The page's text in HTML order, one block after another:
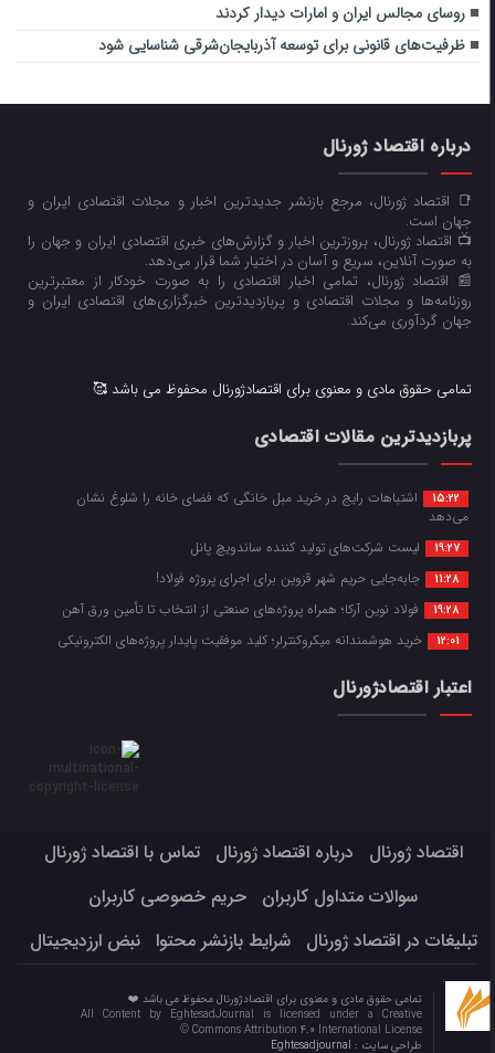
روسای مجالس ایران و امارات دیدار کردند
ظرفیت‌های قانونی برای توسعه آذربایجان‌شرقی شناسایی شود
درباره اقتصاد ژورنال
📑 اقتصاد ژورنال، مرجع بازنشر جدیدترین اخبار و مجلات اقتصادی ایران و
جهان است.
📺 اقتصاد ژورنال، بروزترین اخبار و گزارش‌های خبری اقتصادی ایران و جهان را
به صورت آنلاین، سریع و آسان در اختیار شما قرار می‌‌دهد.
📰 اقتصاد ژورنال، تمامی اخبار اقتصادی را به صورت خودکار از معتبرترین
روزنامه‌ها و مجلات اقتصادی و پربازدیدترین خبرگزاری‌های اقتصادی ایران و
جهان گردآوری می‌کند.
تمامی حقوق مادی و معنوی برای اقتصادژورنال محفوظ می باشد 🥰
پربازدیدترین مقالات اقتصادی
15:22
اشتباهات رایج در خرید مبل خانگی که فضای خانه را شلوغ نشان
می‌دهد
19:27 لیست شرکت‌های تولید کننده ساندویچ پانل
11:28 جابه‌جایی حریم شهر قزوین برای اجرای پروژه فولاد!
19:28 فولاد نوین آرکا؛ همراه پروژه‌های صنعتی از انتخاب تا تأمین ورق آهن
12:01 خرید هوشمندانه میکروکنترلر؛ کلید موفقیت پایدار پروژه‌های الکترونیکی
اعتبار اقتصادژورنال
اقتصاد ژورنال درباره اقتصاد ژورنال
تماس با اقتصاد ژورنال
سوالات متداول کاربران
حریم خصوصی کاربران
تبلیغات در اقتصاد ژورنال
شرایط بازنشر محتوا نبض ارزدیجیتال
تمامی حقوق مادی و معنوی برای اقتصادژورنال محفوظ می باشد ❤️
All Content by EghtesadJournal is licensed under a Creative
Commons Attribution 4.0 International License ©️
طراحی سایت :